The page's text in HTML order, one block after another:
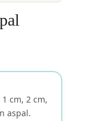
1 cm, 2 cm,
aspal.